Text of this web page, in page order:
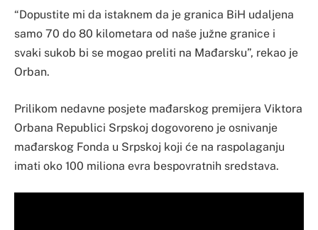
“Dopustite mi da istaknem da je granica BiH udaljena
samo 70 do 80 kilometara od naše južne granice i
svaki sukob bi se mogao preliti na Mađarsku”, rekao je
Orban.
Prilikom nedavne posjete mađarskog premijera Viktora
Orbana Republici Srpskoj dogovoreno je osnivanje
mađarskog Fonda u Srpskoj koji će na raspolaganju
imati oko 100 miliona evra bespovratnih sredstava.